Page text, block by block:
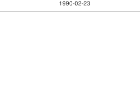
1990-02-23